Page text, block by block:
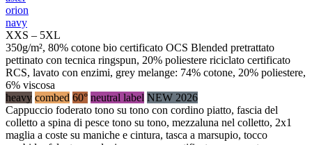
orion
navy
XXS – 5XL
350g/m², 80% cotone bio certificato OCS Blended pretrattato
pettinato con tecnica ringspun, 20% poliestere riciclato certificato
RCS, lavato con enzimi, grey melange: 74% cotone, 20% poliestere,
6% viscosa
heavy combed 60° neutral label NEW 2026
Cappuccio foderato tono su tono con cordino piatto, fascia del
colletto a spina di pesce tono su tono, mezzaluna nel colletto, 2x1
maglia a coste su maniche e cintura, tasca a marsupio, tocco